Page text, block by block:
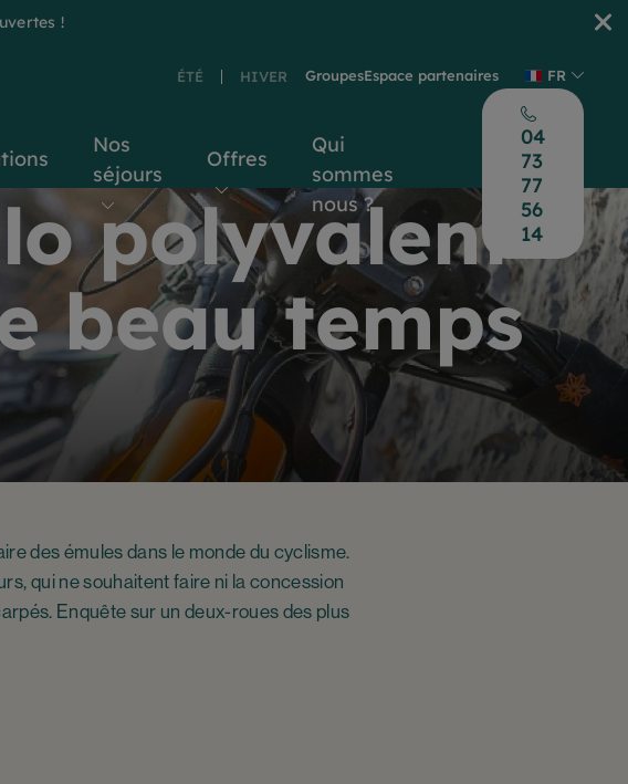
!
ÉTÉ HIVER GroupesEspace partenaires FR
Nos
séjours
Offres
Qui
sommes
nous ?
04
73
77
56
14
polyvalent
beau temps
des émules dans le monde du cyclisme.
qui ne souhaitent faire ni la concession
Enquête sur un deux-roues des plus